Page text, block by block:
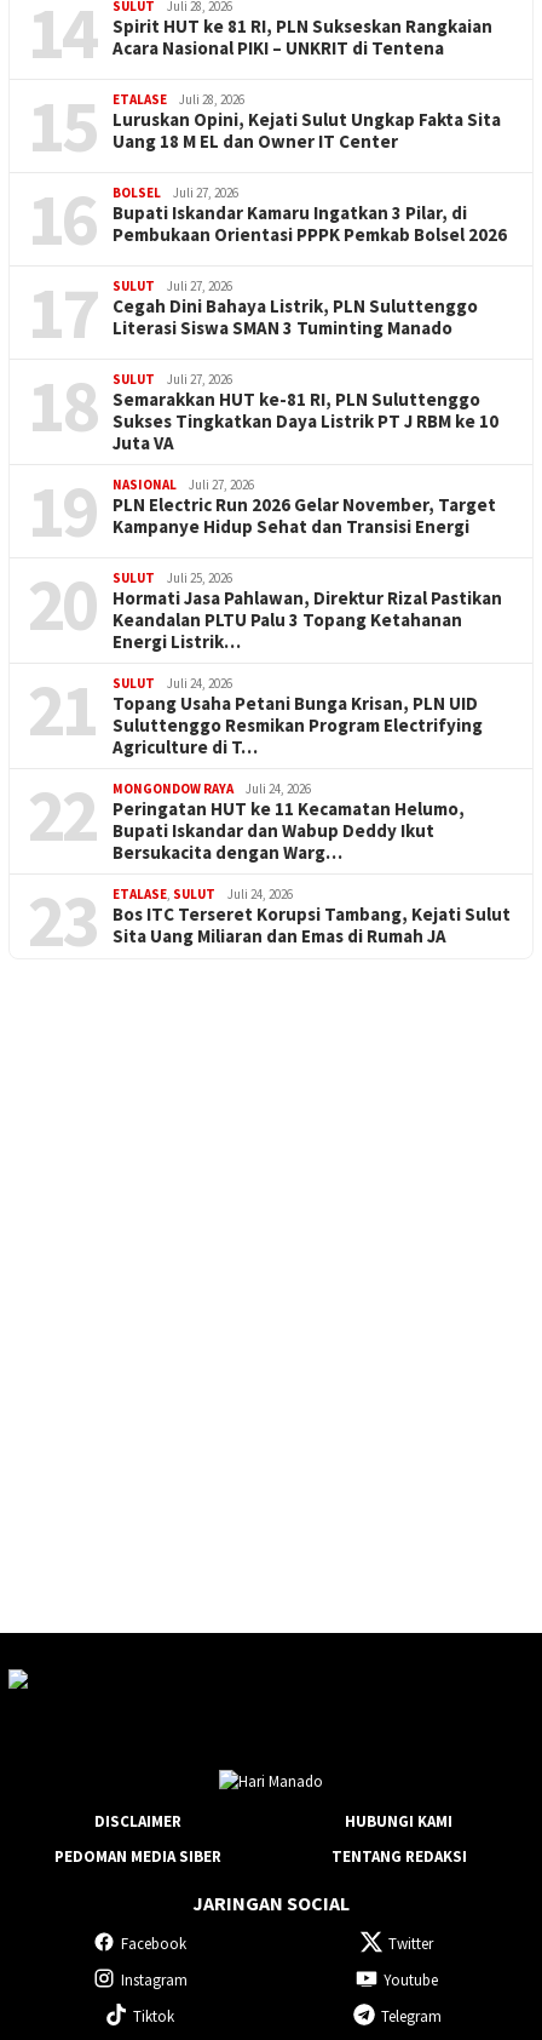
14 SULUT Juli 28, 2026
Spirit HUT ke 81 RI, PLN Sukseskan Rangkaian
Acara Nasional PIKI – UNKRIT di Tentena
15 ETALASE Juli 28, 2026
Luruskan Opini, Kejati Sulut Ungkap Fakta Sita
Uang 18 M EL dan Owner IT Center
16 BOLSEL Juli 27, 2026
Bupati Iskandar Kamaru Ingatkan 3 Pilar, di
Pembukaan Orientasi PPPK Pemkab Bolsel 2026
17 SULUT Juli 27, 2026
Cegah Dini Bahaya Listrik, PLN Suluttenggo
Literasi Siswa SMAN 3 Tuminting Manado
18 SULUT Juli 27, 2026
Semarakkan HUT ke-81 RI, PLN Suluttenggo
Sukses Tingkatkan Daya Listrik PT J RBM ke 10
Juta VA
19 NASIONAL Juli 27, 2026
PLN Electric Run 2026 Gelar November, Target
Kampanye Hidup Sehat dan Transisi Energi
20 SULUT Juli 25, 2026
Hormati Jasa Pahlawan, Direktur Rizal Pastikan
Keandalan PLTU Palu 3 Topang Ketahanan
Energi Listrik…
21 SULUT Juli 24, 2026
Topang Usaha Petani Bunga Krisan, PLN UID
Suluttenggo Resmikan Program Electrifying
Agriculture di T…
22 MONGONDOW RAYA Juli 24, 2026
Peringatan HUT ke 11 Kecamatan Helumo,
Bupati Iskandar dan Wabup Deddy Ikut
Bersukacita dengan Warg…
23 ETALASE SULUT Juli 24, 2026
Bos ITC Terseret Korupsi Tambang, Kejati Sulut
Sita Uang Miliaran dan Emas di Rumah JA
DISCLAIMER
HUBUNGI KAMI
PEDOMAN MEDIA SIBER
TENTANG REDAKSI
JARINGAN SOCIAL
Facebook
Twitter
Instagram
Youtube
Tiktok
Telegram